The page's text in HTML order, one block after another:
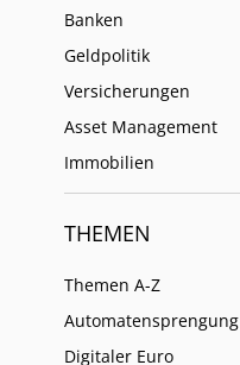
Banken
Geldpolitik
Versicherungen
Asset Management
Immobilien
THEMEN
Themen A-Z
Automatensprengung
Digitaler Euro